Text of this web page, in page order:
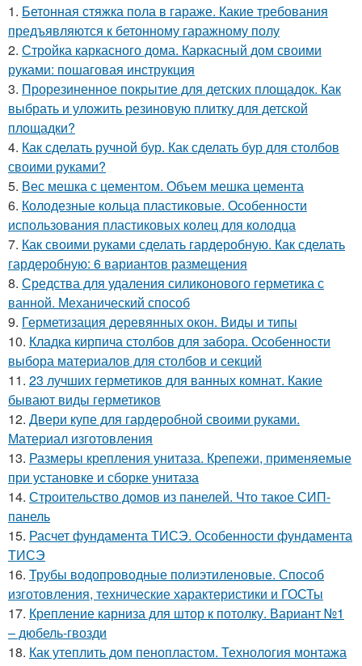
1. Бетонная стяжка пола в гараже. Какие требования
предъявляются к бетонному гаражному полу
2. Стройка каркасного дома. Каркасный дом своими
руками: пошаговая инструкция
3. Прорезиненное покрытие для детских площадок. Как
выбрать и уложить резиновую плитку для детской
площадки?
4. Как сделать ручной бур. Как сделать бур для столбов
своими руками?
5. Вес мешка с цементом. Объем мешка цемента
6. Колодезные кольца пластиковые. Особенности
использования пластиковых колец для колодца
7. Как своими руками сделать гардеробную. Как сделать
гардеробную: 6 вариантов размещения
8. Средства для удаления силиконового герметика с
ванной. Механический способ
9. Герметизация деревянных окон. Виды и типы
10. Кладка кирпича столбов для забора. Особенности
выбора материалов для столбов и секций
11. 23 лучших герметиков для ванных комнат. Какие
бывают виды герметиков
12. Двери купе для гардеробной своими руками.
Материал изготовления
13. Размеры крепления унитаза. Крепежи, применяемые
при установке и сборке унитаза
14. Строительство домов из панелей. Что такое СИП-
панель
15. Расчет фундамента ТИСЭ. Особенности фундамента
ТИСЭ
16. Трубы водопроводные полиэтиленовые. Способ
изготовления, технические характеристики и ГОСТы
17. Крепление карниза для штор к потолку. Вариант №1
– дюбель-гвозди
18. Как утеплить дом пенопластом. Технология монтажа